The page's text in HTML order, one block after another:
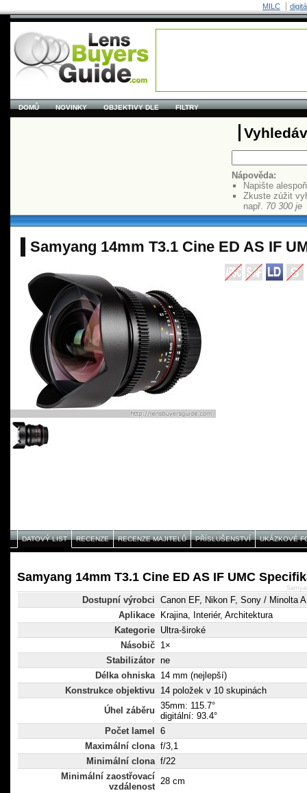
MILC
DOMŮ NOVINKY OBJEKTIVY DLE FILTRY
Nápověda:
Napište
Zkuste zúžit
např. 70 300 je
Samyang 14mm T3.1 Cine ED AS IF
DATOVÝ LIST RECENZE RECENZE MAJITELŮ PŘÍSLUŠENSTVÍ UKÁZKOVÉ
Samyang 14mm T3.1 Cine ED AS IF UMC
Dostupní výrobci Canon EF, Nikon F, Sony / Minolta
Aplikace
Krajina, Interiér, Architektura
Kategorie Ultra-široké
Násobič 1×
Stabilizátor ne
Délka ohniska 14 mm (nejlepší)
Konstrukce objektivu
14 položek v 10 skupinách
Úhel záběru 35mm: 115.7°
digitální: 93.4°
Počet lamel
6
Maximální clona f/3,1
Minimální clona f/22
Minimální zaostřovací
vzdálenost
28 cm